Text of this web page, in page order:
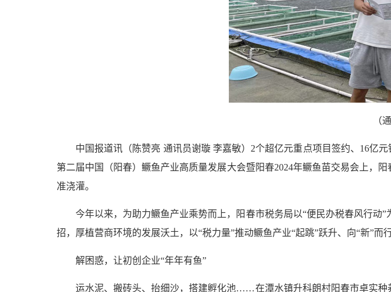
（
中国报道讯（陈赞亮 通讯员谢璇 李嘉敏）2个超亿元重点项目签约、16
第二届中国（阳春）鳜鱼产业高质量发展大会暨阳春2024年鳜鱼苗交易会上，
准浇灌。
今年以来，为助力鳜鱼产业乘势而上，阳春市税务局以“便民办税春风行动
招，厚植营商环境的发展沃土，以“税力量”推动鳜鱼产业“起跳”跃升、向“新”而行
解困惑，让初创企业“年年有鱼”
运水泥、搬砖头、抬细沙，搭建孵化池……在潭水镇升科朗村阳春市卓实种